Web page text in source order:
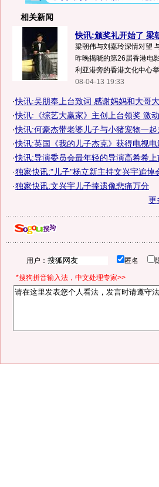
相关新闻
快讯:颁奖礼开始了 梁
梁朝伟与刘嘉玲深情对望
昨晚揭晓的第26届香港电
利亚港旁的香港文化中心
08-04-13 19:33
·快讯:吴朋奉上台致词 感谢妈妈和大哥
·快讯:《综艺大赢家》主创上台领奖 激
·快讯:何豪杰带老婆儿子与小猪宠物一
·快讯:英国《我的儿子杰克》获得电视电
·快讯:导演委员会最年轻的导演高希希上
·独家快讯:"儿子"杨立新主持文兴宇追悼
·独家快讯:文兴宇儿子捧遗像悲痛万分
更
用户： 匿名
*搜狗拼音输入法，中文处理专家>>